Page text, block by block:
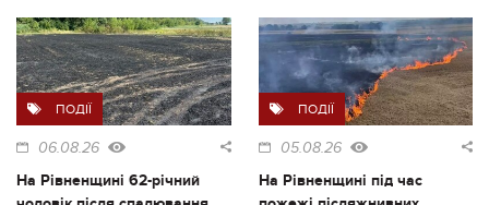
ПОДІЇ
06.08.26
На Рівненщині 62-річний
ПОДІЇ
05.08.26
На Рівненщині під час